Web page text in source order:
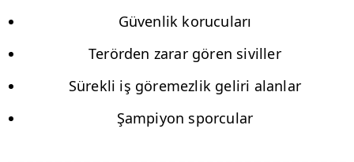
Güvenlik korucuları
Terörden zarar gören siviller
Sürekli iş göremezlik geliri alanlar
Şampiyon sporcular